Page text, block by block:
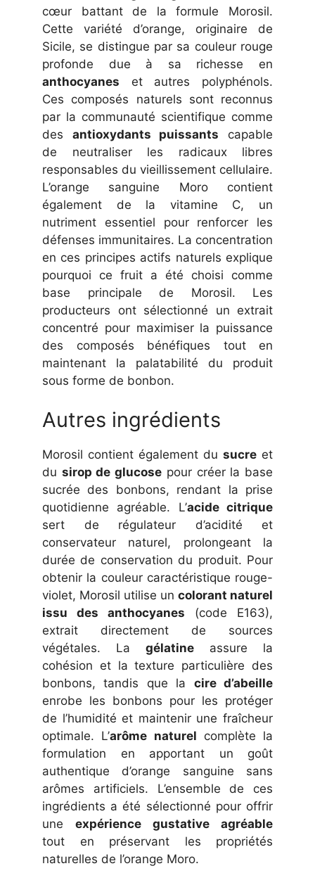
cœur battant de la formule Morosil.
Cette variété d’orange, originaire de
Sicile, se distingue par sa couleur rouge
profonde due à sa richesse en
anthocyanes et autres polyphénols.
Ces composés naturels sont reconnus
par la communauté scientifique comme
des antioxydants puissants capable
de neutraliser les radicaux libres
responsables du vieillissement cellulaire.
L’orange sanguine Moro contient
également de la vitamine C, un
nutriment essentiel pour renforcer les
défenses immunitaires. La concentration
en ces principes actifs naturels explique
pourquoi ce fruit a été choisi comme
base principale de Morosil. Les
producteurs ont sélectionné un extrait
concentré pour maximiser la puissance
des composés bénéfiques tout en
maintenant la palatabilité du produit
sous forme de bonbon.
Autres ingrédients
Morosil contient également du sucre et
du sirop de glucose pour créer la base
sucrée des bonbons, rendant la prise
quotidienne agréable. L’acide citrique
sert de régulateur d’acidité et
conservateur naturel, prolongeant la
durée de conservation du produit. Pour
obtenir la couleur caractéristique rouge-
violet, Morosil utilise un colorant naturel
issu des anthocyanes (code E163),
extrait directement de sources
végétales. La gélatine assure la
cohésion et la texture particulière des
bonbons, tandis que la cire d’abeille
enrobe les bonbons pour les protéger
de l’humidité et maintenir une fraîcheur
optimale. L’arôme naturel complète la
formulation en apportant un goût
authentique d’orange sanguine sans
arômes artificiels. L’ensemble de ces
ingrédients a été sélectionné pour offrir
une expérience gustative agréable
tout en préservant les propriétés
naturelles de l’orange Moro.